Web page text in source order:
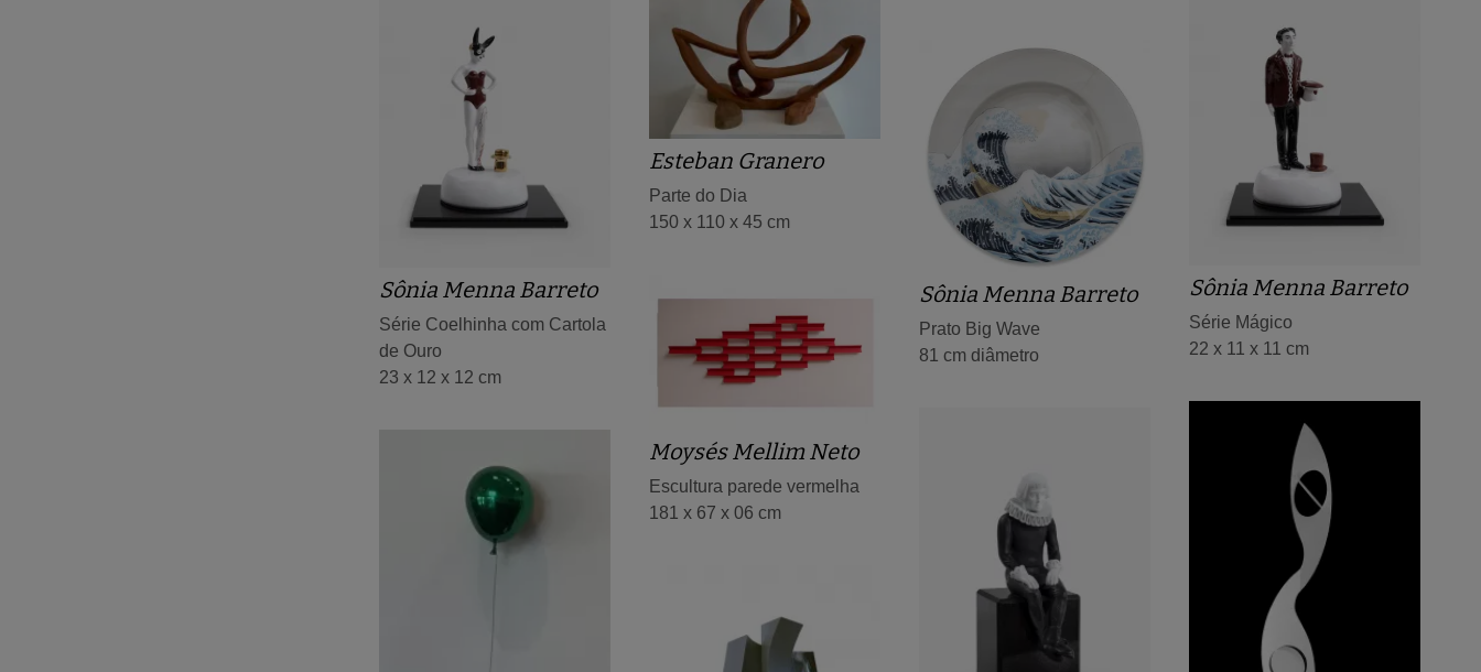
Esteban Granero
Parte do Dia
150 x 110 x 45 cm
Sônia Menna Barreto
Série Mágico
22 x 11 x 11 cm
Sônia Menna Barreto
Série Coelhinha com Cartola
de Ouro
23 x 12 x 12 cm
Sônia Menna Barreto
Prato Big Wave
81 cm diâmetro
Moysés Mellim Neto
Escultura parede vermelha
181 x 67 x 06 cm